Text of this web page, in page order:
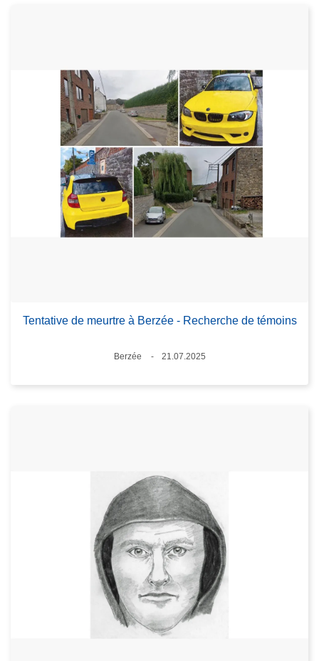
Tentative de meurtre à Berzée - Recherche de témoins
Lieux
Berzée
21.07.2025